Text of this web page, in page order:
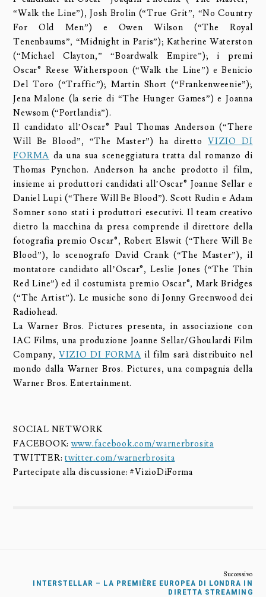
“Walk the Line”), Josh Brolin (“True Grit”, “No Country
For Old Men”) e Owen Wilson (“The Royal
Tenenbaums”, “Midnight in Paris”); Katherine Waterston
(“Michael Clayton,” “Boardwalk Empire”); i premi
Oscar® Reese Witherspoon (“Walk the Line”) e Benicio
Del Toro (“Traffic”); Martin Short (“Frankenweenie”);
Jena Malone (la serie di “The Hunger Games”) e Joanna
Newsom (“Portlandia”).
Il candidato all’Oscar® Paul Thomas Anderson (“There
Will Be Blood”, “The Master”) ha direttoVIZIO DI
FORMA da una sua sceneggiatura tratta dal romanzo di
Thomas Pynchon. Anderson ha anche prodotto il film,
insieme ai produttori candidati all’Oscar® Joanne Sellar e
Daniel Lupi (“There Will Be Blood”). Scott Rudin e Adam
Somner sono stati i produttori esecutivi. Il team creativo
dietro la macchina da presa comprende il direttore della
fotografia premio Oscar®, Robert Elswit (“There Will Be
Blood”), lo scenografo David Crank (“The Master”), il
montatore candidato all’Oscar®, Leslie Jones (“The Thin
Red Line”) ed il costumista premio Oscar®, Mark Bridges
(“The Artist”). Le musiche sono di Jonny Greenwood dei
Radiohead.
La Warner Bros. Pictures presenta, in associazione con
IAC Films, una produzione Joanne Sellar/Ghoulardi Film
Company,VIZIO DI FORMA il film sarà distribuito nel
mondo dalla Warner Bros. Pictures, una compagnia della
Warner Bros. Entertainment.
SOCIAL NETWORK
FACEBOOK:www.facebook.com/warnerbrosita
TWITTER:twitter.com/warnerbrosita
Partecipate alla discussione: #VizioDiForma
INTERSTELLAR – LA PREMIÈRE EUROPEA DI LONDRA IN
DIRETTA STREAMING